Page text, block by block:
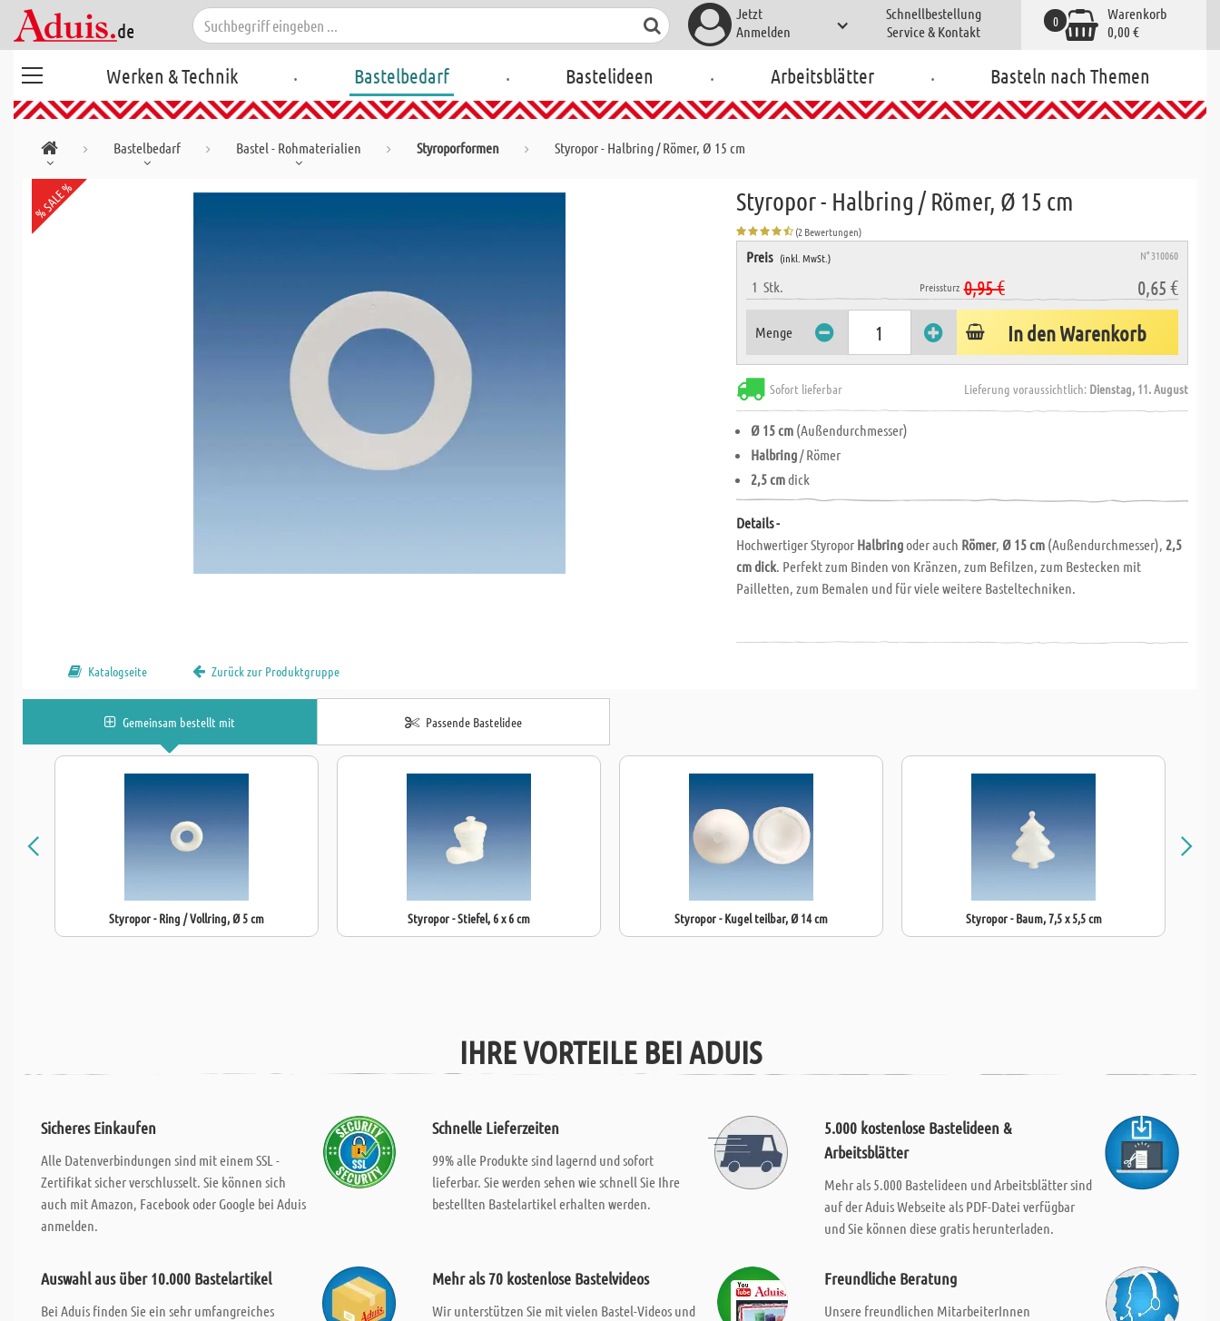
Jetzt
Anmelden
Schnellbestellung
Service & Kontakt
Warenkorb
0,00 €
0
Werken & Technik . Bastelbedarf . Bastelideen . Arbeitsblätter . Basteln nach Themen
Bastelbedarf Bastel - Rohmaterialien Styroporformen Styropor - Halbring / Römer, Ø 15 cm
% SALE % Styropor - Halbring / Römer, Ø 15 cm
(2 Bewertungen)
Preis (inkl. MwSt.) N° 310060
1Stk. Preissturz 0,95 € 0,65 €
Menge In den Warenkorb
Sofort lieferbar Lieferung voraussichtlich: Dienstag, 11. August
Ø 15 cm (Außendurchmesser)
Halbring/ Römer
2,5 cmdick
Details -
Hochwertiger Styropor Halbringoder auch Römer, Ø 15 cm (Außendurchmesser),2,5
cm dick. Perfekt zum Binden von Kränzen, zum Befilzen, zum Bestecken mit
Pailletten, zum Bemalen und für viele weitere Basteltechniken.
Katalogseite Zurück zur Produktgruppe
Gemeinsam bestellt mit Passende Bastelidee
Styropor - Ring / Vollring, Ø 5 cm Styropor - Stiefel, 6 x 6 cm Styropor - Kugel teilbar, Ø 14 cm Styropor - Baum, 7,5 x 5,5 cm
IHRE VORTEILE BEI ADUIS
Sicheres Einkaufen
Alle Datenverbindungen sind mit einem SSL -
Zertifikat sicher verschlusselt. Sie können sich
auch mit Amazon, Facebook oder Google bei Aduis
anmelden.
Schnelle Lieferzeiten
99% alle Produkte sind lagernd und sofort
lieferbar. Sie werden sehen wie schnell Sie Ihre
bestellten Bastelartikel erhalten werden.
5.000 kostenlose Bastelideen &
Arbeitsblätter
Mehr als 5.000 Bastelideen und Arbeitsblätter sind
auf der Aduis Webseite als PDF-Datei verfügbar
und Sie können diese gratis herunterladen.
Auswahl aus über 10.000 Bastelartikel
Bei Aduis finden Sie ein sehr umfangreiches
Mehr als 70 kostenlose Bastelvideos
Wir unterstützen Sie mit vielen Bastel-Videos und
Freundliche Beratung
Unsere freundlichen MitarbeiterInnen